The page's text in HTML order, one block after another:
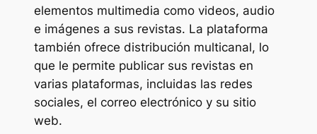
elementos multimedia como videos, audio
e imágenes a sus revistas. La plataforma
también ofrece distribución multicanal, lo
que le permite publicar sus revistas en
varias plataformas, incluidas las redes
sociales, el correo electrónico y su sitio
web.